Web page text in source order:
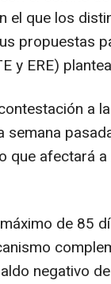
el que los
propuestas
y ERE)
a
que afectará
de 85
negativo